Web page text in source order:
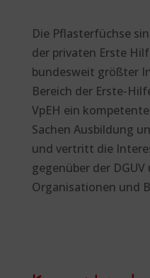
Die Pflasterfüchse
der privaten Erste
bundesweit größter
Bereich der Erste-
VpEH ein
Sachen Ausbildung
und vertritt die
gegenüber der
Organisationen und